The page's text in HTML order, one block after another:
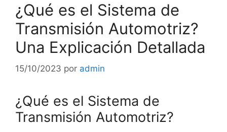
¿Qué es el Sistema de
Transmisión Automotriz?
Una Explicación Detallada
15/10/2023 por admin
¿Qué es el Sistema de
Transmisión Automotriz?